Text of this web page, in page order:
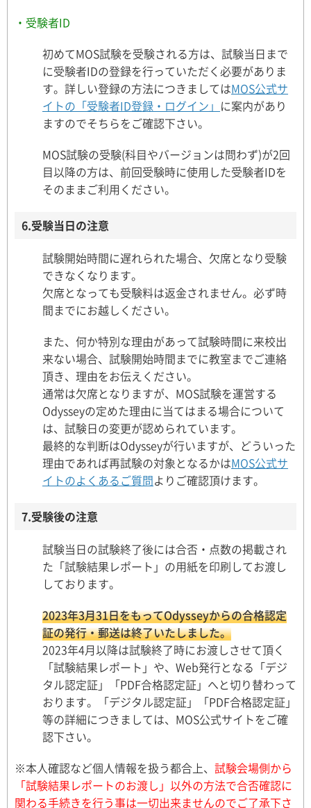
・受験者ID
初めてMOS試験を受験される方は、試験当日まで
に受験者IDの登録を行っていただく必要がありま
す。詳しい登録の方法につきましてはMOS公式サ
イトの「受験者ID登録・ログイン」 に案内があり
ますのでそちらをご確認下さい。
MOS試験の受験(科目やバージョンは問わず)が2回
目以降の方は、前回受験時に使用した受験者IDを
そのままご利用ください。
6.受験当日の注意
試験開始時間に遅れられた場合、欠席となり受験
できなくなります。
欠席となっても受験料は返金されません。必ず時
間までにお越しください。
また、何か特別な理由があって試験時間に来校出
来ない場合、試験開始時間までに教室までご連絡
頂き、理由をお伝えください。
通常は欠席となりますが、MOS試験を運営する
Odysseyの定めた理由に当てはまる場合について
は、試験日の変更が認められています。
最終的な判断はOdysseyが行いますが、どういった
理由であれば再試験の対象となるかはMOS公式サ
イトのよくあるご質問よりご確認頂けます。
7.受験後の注意
試験当日の試験終了後には合否・点数の掲載され
た「試験結果レポート」の用紙を印刷してお渡し
しております。
2023年3月31日をもってOdysseyからの合格認定
証の発行・郵送は終了いたしました。
2023年4月以降は試験終了時にお渡しさせて頂く
「試験結果レポート」や、Web発行となる「デジ
タル認定証」「PDF合格認定証」へと切り替わって
おります。「デジタル認定証」「PDF合格認定証」
等の詳細につきましては、MOS公式サイトをご確
認下さい。
※本人確認など個人情報を扱う都合上、 試験会場側から
「試験結果レポートのお渡し」以外の方法で合否確認に
関わる手続きを行う事は一切出来ませんのでご了承下さ